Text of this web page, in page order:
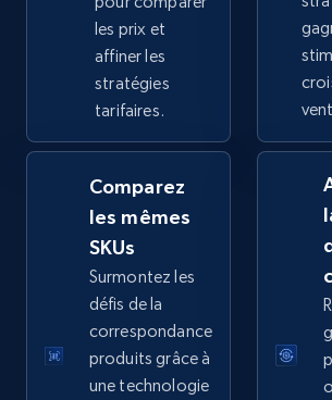
5.4K+
by keywords search
URL, Title, Available, Description,
price, Final price, Discount percent,
5.4K+ 668+
TikTok Shop - discover records
les prix et
affiner les
stratégies
tarifaires.
Comparez
les mêmes
SKUs
Surmontez les
défis de la
correspondance
produits grâce à
une technologie